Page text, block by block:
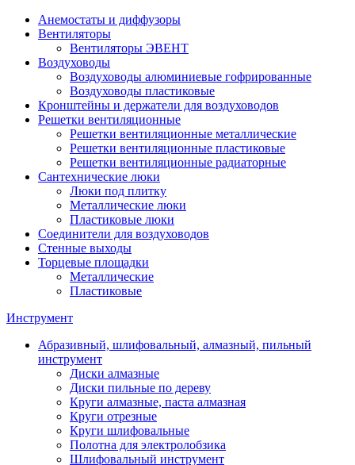
Анемостаты и диффузоры
Вентиляторы
Вентиляторы ЭВЕНТ
Воздуховоды
Воздуховоды алюминиевые гофрированные
Воздуховоды пластиковые
Кронштейны и держатели для воздуховодов
Решетки вентиляционные
Решетки вентиляционные металлические
Решетки вентиляционные пластиковые
Решетки вентиляционные радиаторные
Сантехнические люки
Люки под плитку
Металлические люки
Пластиковые люки
Соединители для воздуховодов
Стенные выходы
Торцевые площадки
Металлические
Пластиковые
Инструмент
Абразивный, шлифовальный, алмазный, пильный
инструмент
Диски алмазные
Диски пильные по дереву
Круги алмазные, паста алмазная
Круги отрезные
Круги шлифовальные
Полотна для электролобзика
Шлифовальный инструмент